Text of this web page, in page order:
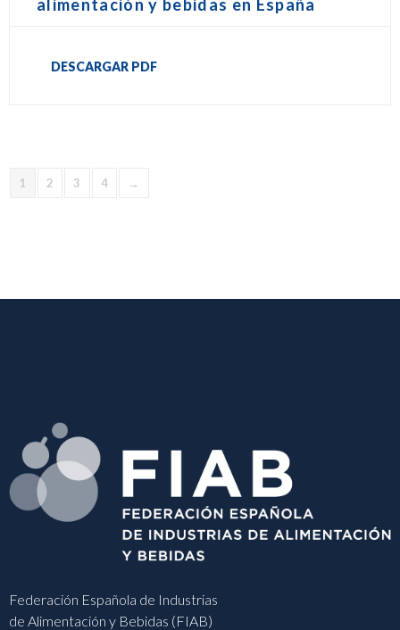
alimentación y bebidas en España
DESCARGAR PDF
1 2 3 4 →
Federación Española de Industrias
de Alimentación y Bebidas (FIAB)